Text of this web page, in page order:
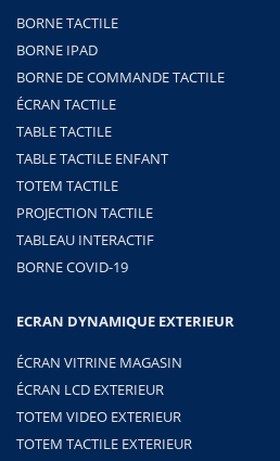
BORNE TACTILE
BORNE IPAD
BORNE DE COMMANDE TACTILE
ÉCRAN TACTILE
TABLE TACTILE
TABLE TACTILE ENFANT
TOTEM TACTILE
PROJECTION TACTILE
TABLEAU INTERACTIF
BORNE COVID-19
ECRAN DYNAMIQUE EXTERIEUR
ÉCRAN VITRINE MAGASIN
ÉCRAN LCD EXTERIEUR
TOTEM VIDEO EXTERIEUR
TOTEM TACTILE EXTERIEUR